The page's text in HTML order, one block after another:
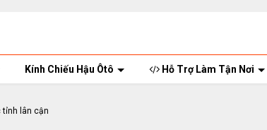
Kính Chiếu Hậu Ôtô Hỗ Trợ Làm Tận Nơi